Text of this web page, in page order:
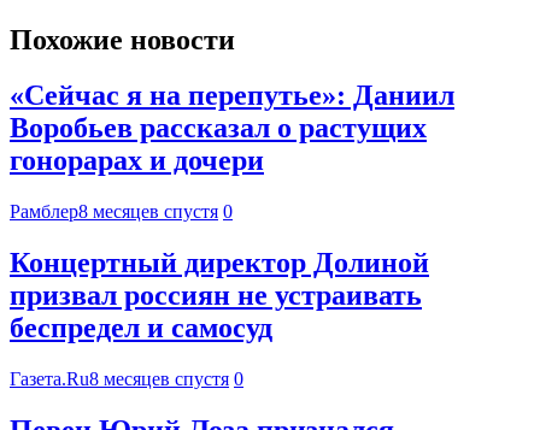
Похожие новости
«Сейчас я на перепутье»: Даниил
Воробьев рассказал о растущих
гонорарах и дочери
Рамблер8 месяцев спустя 0
Концертный директор Долиной
призвал россиян не устраивать
беспредел и самосуд
Газета.Ru8 месяцев спустя 0